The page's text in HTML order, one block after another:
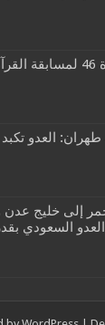
العدو تكبد
إلى خليج عدن
السعودي